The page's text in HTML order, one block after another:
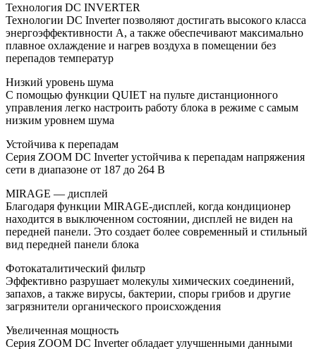
Технология DC INVERTER
Технологии DC Inverter позволяют достигать высокого класса
энергоэффективности А, а также обеспечивают максимально
плавное охлаждение и нагрев воздуха в помещении без
перепадов температур
Низкий уровень шума
С помощью функции QUIET на пульте дистанционного
управления легко настроить работу блока в режиме с самым
низким уровнем шума
Устойчива к перепадам
Серия ZOOM DC Inverter устойчива к перепадам напряжения
сети в диапазоне от 187 до 264 В
MIRAGE — дисплей
Благодаря функции MIRAGE-дисплей, когда кондиционер
находится в выключенном состоянии, дисплей не виден на
передней панели. Это создает более современный и стильный
вид передней панели блока
Фотокаталитический фильтр
Эффективно разрушает молекулы химических соединений,
запахов, а также вирусы, бактерии, споры грибов и другие
загрязнители органического происхождения
Увеличенная мощность
Серия ZOOM DC Inverter обладает улучшенными данными